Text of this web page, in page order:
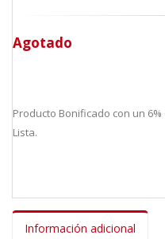
Agotado
Producto Bonificado con un
Lista.
Información adicional